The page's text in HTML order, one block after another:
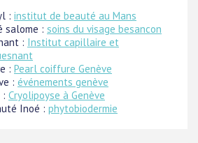
: institut de beauté au Mans
salome : soins du visage besancon
: Institut capillaire et
: Pearl coiffure Genève
: événements genève
Cryolipoyse à Genève
Inoé : phytobiodermie